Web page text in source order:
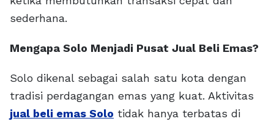
sederhana.
Mengapa Solo Menjadi Pusat Jual Beli Emas?
Solo dikenal sebagai salah satu kota dengan
tradisi perdagangan emas yang kuat. Aktivitas
jual beli emas Solo tidak hanya terbatas di